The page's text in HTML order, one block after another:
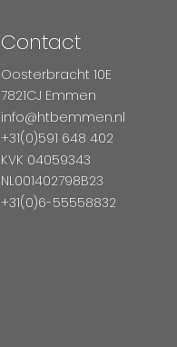
Contact
Oosterbracht 10E
7821CJ Emmen
info@htbemmen.nl
+31(0)591 648 402
KVK 04059343
NL001402798B23
+31(0)6-55558832